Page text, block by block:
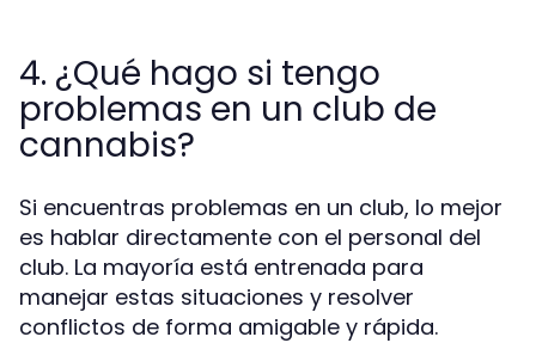
4. ¿Qué hago si tengo
problemas en un club de
cannabis?
Si encuentras problemas en un club, lo mejor
es hablar directamente con el personal del
club. La mayoría está entrenada para
manejar estas situaciones y resolver
conflictos de forma amigable y rápida.